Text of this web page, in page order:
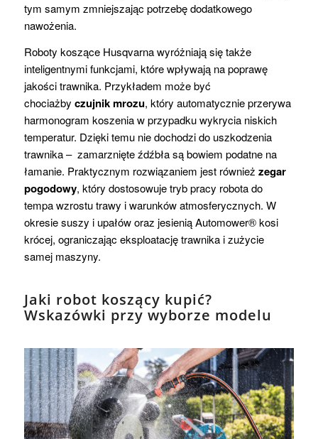
tym samym zmniejszając potrzebę dodatkowego
nawożenia.
Roboty koszące Husqvarna wyróżniają się także
inteligentnymi funkcjami, które wpływają na poprawę
jakości trawnika. Przykładem może być
chociażby czujnik mrozu, który automatycznie przerywa
harmonogram koszenia w przypadku wykrycia niskich
temperatur. Dzięki temu nie dochodzi do uszkodzenia
trawnika –  zamarznięte źdźbła są bowiem podatne na
łamanie. Praktycznym rozwiązaniem jest również zegar
pogodowy, który dostosowuje tryb pracy robota do
tempa wzrostu trawy i warunków atmosferycznych. W
okresie suszy i upałów oraz jesienią Automower® kosi
krócej, ograniczając eksploatację trawnika i zużycie
samej maszyny.
Jaki robot koszący kupić?
Wskazówki przy wyborze modelu